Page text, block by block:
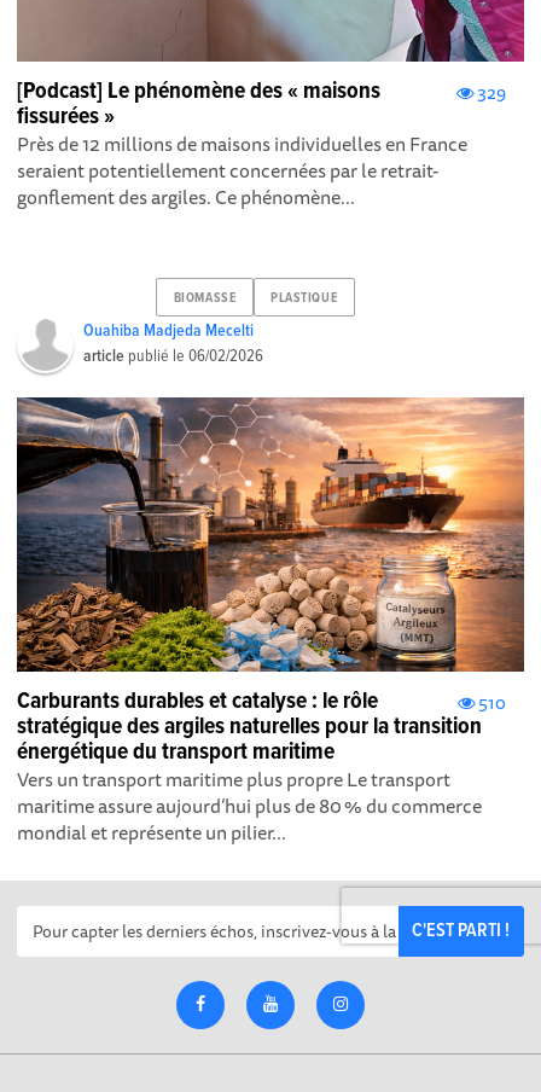
329
[Podcast] Le phénomène des « maisons
fissurées »
Près de 12 millions de maisons individuelles en France
seraient potentiellement concernées par le retrait-
gonflement des argiles. Ce phénomène...
BIOMASSE PLASTIQUE
Ouahiba Madjeda Mecelti
article publié le06/02/2026
510
Carburants durables et catalyse : le rôle
stratégique des argiles naturelles pour la transition
énergétique du transport maritime
Vers un transport maritime plus propre Le transport
maritime assure aujourd’hui plus de 80 % du commerce
mondial et représente un pilier...
C'EST PARTI !